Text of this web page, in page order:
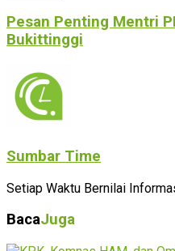
Pesan Penting Mentri
Bukittinggi
Sumbar Time
Setiap Waktu Bernilai
BacaJuga